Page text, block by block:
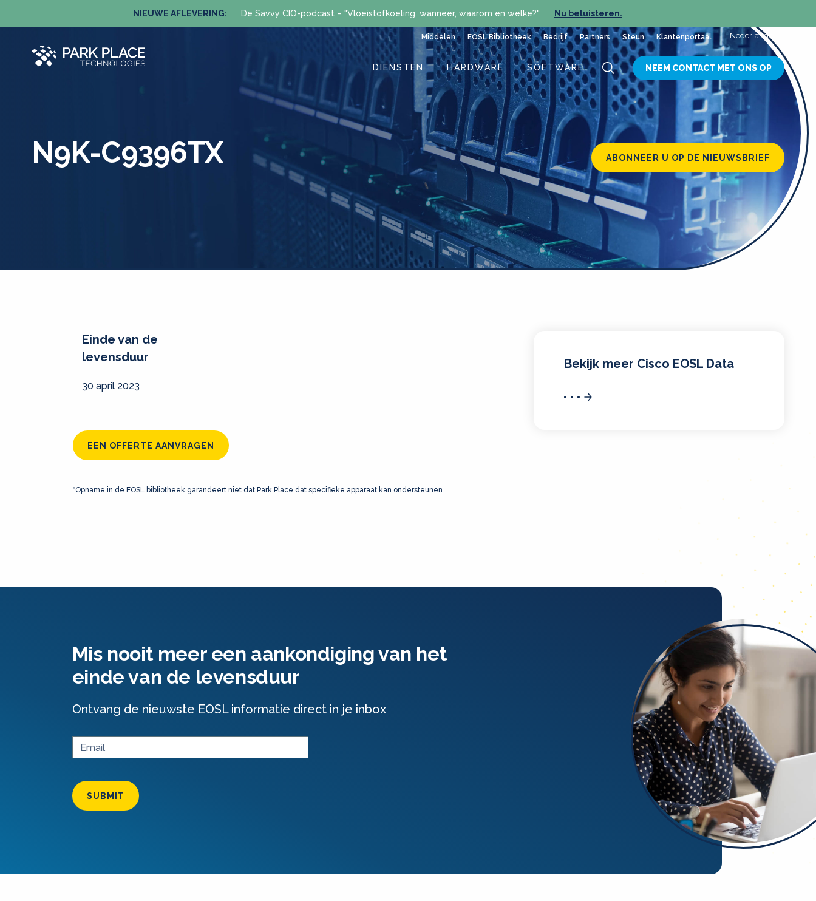
NIEUWE AFLEVERING: De Savvy CIO-podcast – "Vloeistofkoeling: wanneer, waarom en welke?" Nu beluisteren.
Middelen EOSL Bibliotheek Bedrijf Partners Steun Klantenportaal Nederlands
DIENSTEN HARDWARE SOFTWARE NEEM CONTACT MET ONS OP
ABONNEER U OP DE NIEUWSBRIEF
N9K-C9396TX
Einde van de
levensduur
30 april 2023
EEN OFFERTE AANVRAGEN
*Opname in de EOSL bibliotheek garandeert niet dat Park Place dat specifieke apparaat kan ondersteunen.
Bekijk meer Cisco EOSL Data
Mis nooit meer een aankondiging van het
einde van de levensduur
Ontvang de nieuwste EOSL informatie direct in je inbox
SUBMIT